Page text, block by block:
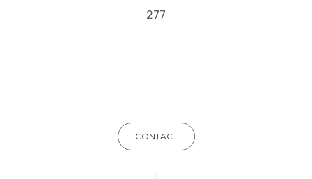
277
CONTACT